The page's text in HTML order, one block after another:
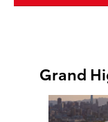
Grand